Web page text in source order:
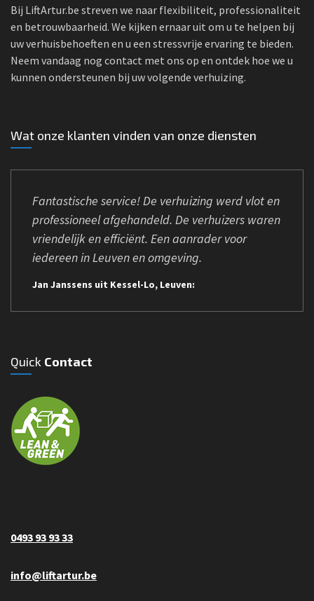
Bij LiftArtur.be streven we naar flexibiliteit, professionaliteit
en betrouwbaarheid. We kijken ernaar uit om u te helpen bij
uw verhuisbehoeften en u een stressvrije ervaring te bieden.
Neem vandaag nog contact met ons op en ontdek hoe we u
kunnen ondersteunen bij uw volgende verhuizing.
Wat onze klanten vinden van onze diensten
Fantastische service! De verhuizing werd vlot en
professioneel afgehandeld. De verhuizers waren
vriendelijk en efficiënt. Een aanrader voor
iedereen in Leuven en omgeving.
Jan Janssens uit Kessel-Lo, Leuven:
Quick Contact
0493 93 93 33
info@liftartur.be